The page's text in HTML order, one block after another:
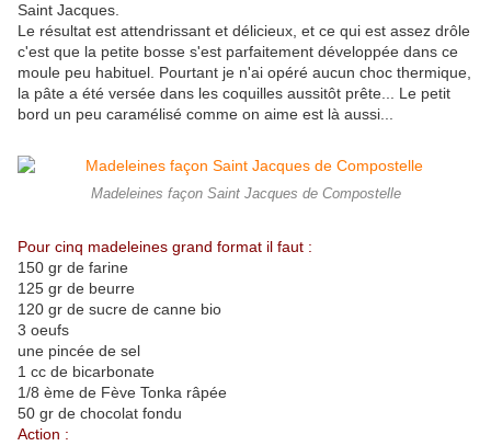
Saint Jacques.
Le résultat est attendrissant et délicieux, et ce qui est assez drôle
c'est que la petite bosse s'est parfaitement développée dans ce
moule peu habituel. Pourtant je n'ai opéré aucun choc thermique,
la pâte a été versée dans les coquilles aussitôt prête... Le petit
bord un peu caramélisé comme on aime est là aussi...
Madeleines façon Saint Jacques de Compostelle
Pour cinq madeleines grand format il faut :
150 gr de farine
125 gr de beurre
120 gr de sucre de canne bio
3 oeufs
une pincée de sel
1 cc de bicarbonate
1/8 ème de Fève Tonka râpée
50 gr de chocolat fondu
Action :